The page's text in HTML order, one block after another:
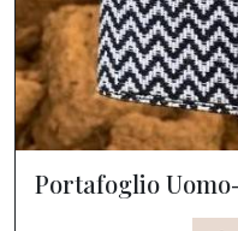
Portafoglio